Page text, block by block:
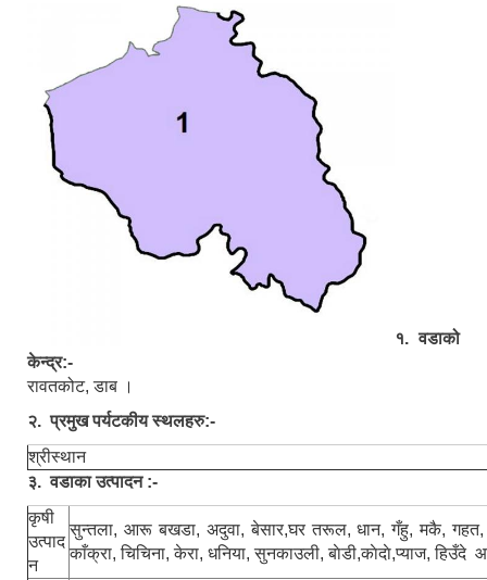
१. वडाको
केन्द्र:-
रावतकोट, डाब ।
२. प्रमुख पर्यटकीय स्थलहरु:-
श्रीस्थान
३. वडाका उत्पादन :-
कृषी
उत्पाद
न
सुन्तला, आरू बखडा, अदुवा, बेसार,घर तरूल, धान, गँहु, मकै, गहत,
काँक्रा, चिचिना, केरा, धनिया, सुनकाउली, बाेडी,काेदाे,प्याज,